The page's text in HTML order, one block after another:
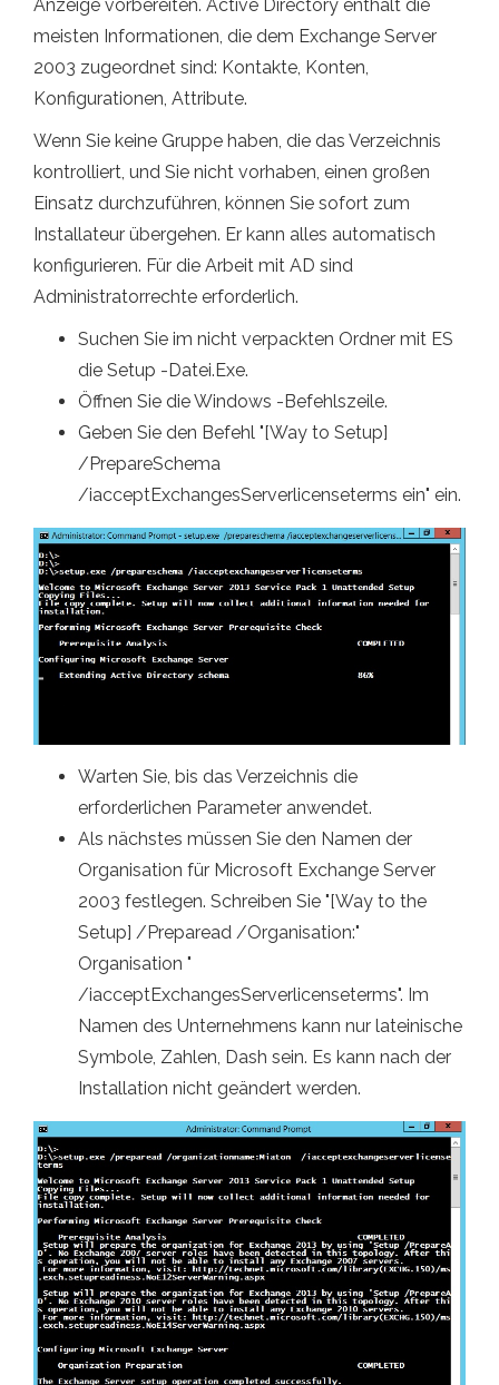
Anzeige vorbereiten. Active Directory enthält die
meisten Informationen, die dem Exchange Server
2003 zugeordnet sind: Kontakte, Konten,
Konfigurationen, Attribute.
Wenn Sie keine Gruppe haben, die das Verzeichnis
kontrolliert, und Sie nicht vorhaben, einen großen
Einsatz durchzuführen, können Sie sofort zum
Installateur übergehen. Er kann alles automatisch
konfigurieren. Für die Arbeit mit AD sind
Administratorrechte erforderlich.
Suchen Sie im nicht verpackten Ordner mit ES
die Setup -Datei.Exe.
Öffnen Sie die Windows -Befehlszeile.
Geben Sie den Befehl "[Way to Setup]
/PrepareSchema
/iacceptExchangesServerlicenseterms ein" ein.
Warten Sie, bis das Verzeichnis die
erforderlichen Parameter anwendet.
Als nächstes müssen Sie den Namen der
Organisation für Microsoft Exchange Server
2003 festlegen. Schreiben Sie "[Way to the
Setup] /Preparead /Organisation:"
Organisation "
/iacceptExchangesServerlicenseterms". Im
Namen des Unternehmens kann nur lateinische
Symbole, Zahlen, Dash sein. Es kann nach der
Installation nicht geändert werden.